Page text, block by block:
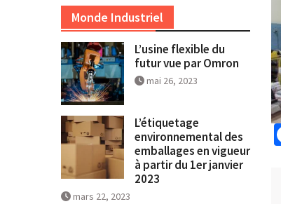
Monde Industriel
L’usine flexible du
futur vue par Omron
mai 26, 2023
L’étiquetage
environnemental des
emballages en vigueur
à partir du 1er janvier
2023
mars 22, 2023